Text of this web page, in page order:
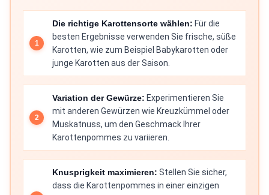
Die richtige Karottensorte wählen: Für die
besten Ergebnisse verwenden Sie frische, süße
Karotten, wie zum Beispiel Babykarotten oder
junge Karotten aus der Saison.
Variation der Gewürze: Experimentieren Sie
mit anderen Gewürzen wie Kreuzkümmel oder
Muskatnuss, um den Geschmack Ihrer
Karottenpommes zu variieren.
Knusprigkeit maximieren: Stellen Sie sicher,
dass die Karottenpommes in einer einzigen